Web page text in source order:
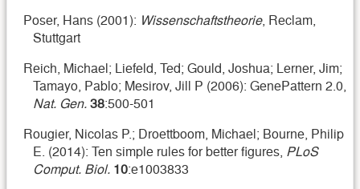
Poser, Hans (2001): Wissenschaftstheorie, Reclam,
Stuttgart
Reich, Michael; Liefeld, Ted; Gould, Joshua; Lerner, Jim;
Tamayo, Pablo; Mesirov, Jill P (2006): GenePattern 2.0,
Nat. Gen.38:500-501
Rougier, Nicolas P.; Droettboom, Michael; Bourne, Philip
E. (2014): Ten simple rules for better figures, PLoS
Comput. Biol. 10:e1003833